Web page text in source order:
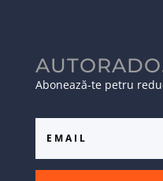
Abonează-te petru